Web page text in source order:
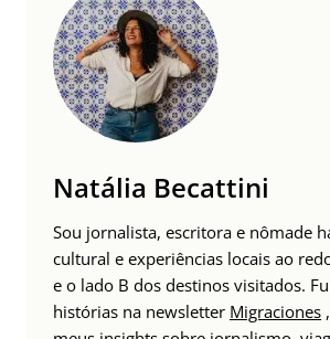
Natália Becattini
Sou jornalista, escritora e nômade
cultural e experiências locais ao
e o lado B dos destinos visitados.
histórias na newsletter Migraciones